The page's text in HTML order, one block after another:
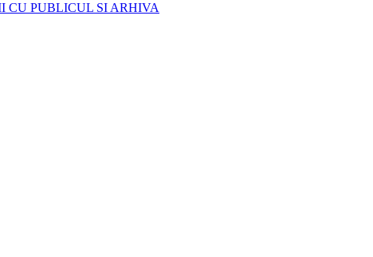
CU PUBLICUL SI ARHIVA